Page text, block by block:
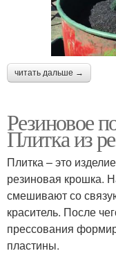
читать дальше →
Резиновое
Плитка из
Плитка – это
резиновая крошка.
смешивают со
краситель. После
прессования
пластины.